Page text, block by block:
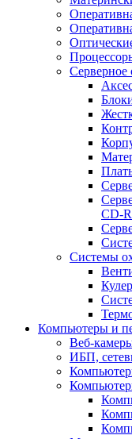
Серверное
CD-R
Системы
Компьютеры и
Веб-
ИБП,